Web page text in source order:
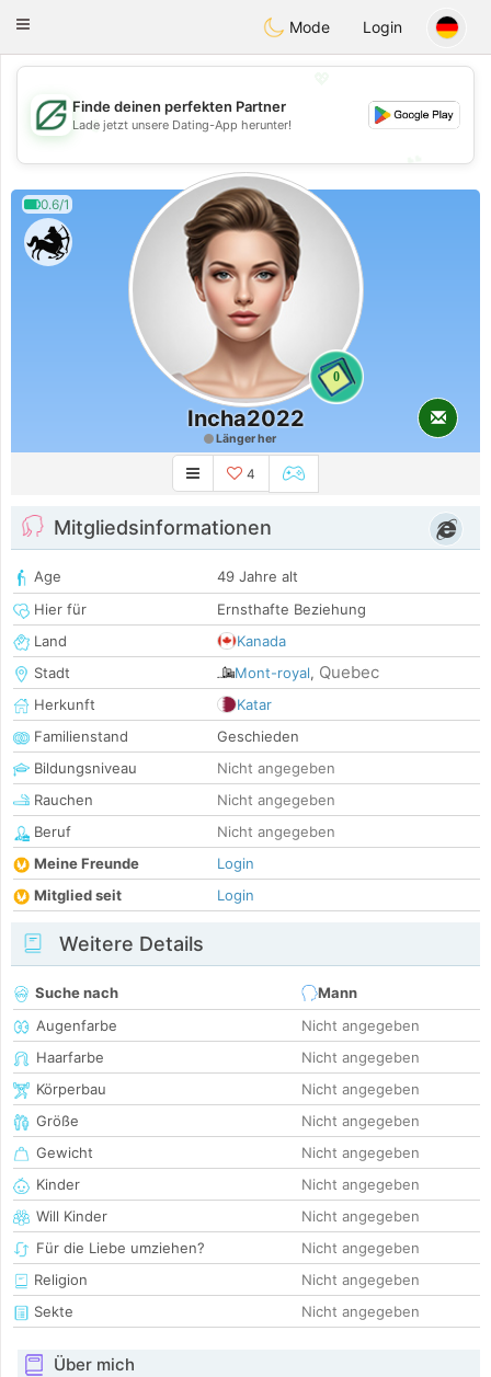
Dating
Toggle
Mode Login
💖
💕
Finde deinen perfekten Partner
Lade jetzt unsere Dating-App herunter!
0.6/1
0
Incha2022
Länger her
4
Mitgliedsinformationen
Age
49 Jahre alt
Hier für
Ernsthafte Beziehung
Land
Kanada
Stadt
Mont-royal, Quebec
Herkunft
Katar
Familienstand
Geschieden
Bildungsniveau
Nicht angegeben
Rauchen
Nicht angegeben
Beruf
Nicht angegeben
Meine Freunde
Login
Mitglied seit
Login
Weitere Details
Suche nach
Mann
Augenfarbe
Nicht angegeben
Haarfarbe
Nicht angegeben
Körperbau
Nicht angegeben
Größe
Nicht angegeben
Gewicht
Nicht angegeben
Kinder
Nicht angegeben
Will Kinder
Nicht angegeben
Für die Liebe umziehen?
Nicht angegeben
Religion
Nicht angegeben
Sekte
Nicht angegeben
Über mich